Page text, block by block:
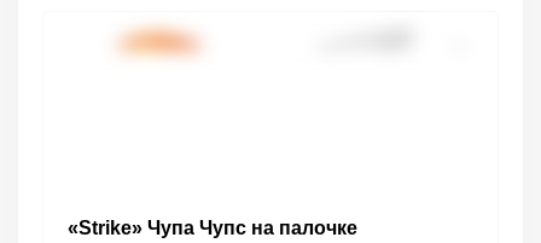
«Strike» Чупа Чупс на палочке